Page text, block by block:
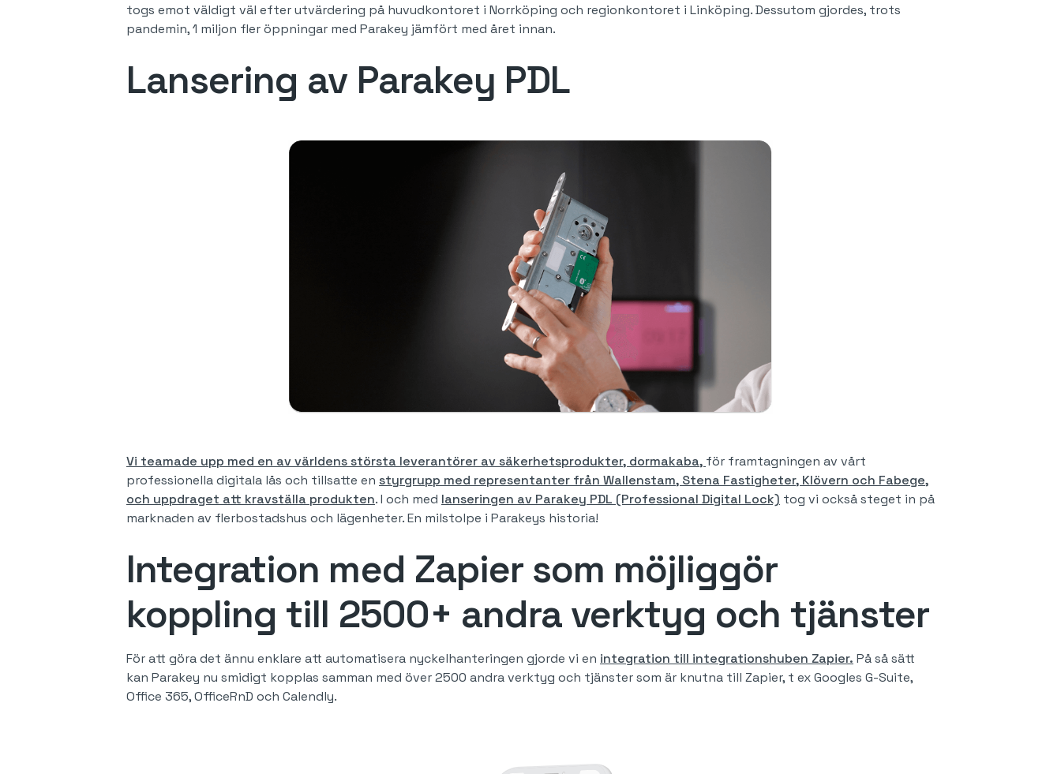
togs emot väldigt väl efter utvärdering på huvudkontoret i Norrköping och regionkontoret i Linköping. Dessutom gjordes, trots
pandemin, 1 miljon fler öppningar med Parakey jämfört med året innan.
Lansering av Parakey PDL
Vi teamade upp med en av världens största leverantörer av säkerhetsprodukter, dormakaba, för framtagningen av vårt
professionella digitala lås och tillsatte en styrgrupp med representanter från Wallenstam, Stena Fastigheter, Klövern och Fabege,
och uppdraget att kravställa produkten. I och med lanseringen av Parakey PDL (Professional Digital Lock) tog vi också steget in på
marknaden av flerbostadshus och lägenheter. En milstolpe i Parakeys historia!
Integration med Zapier som möjliggör
koppling till 2500+ andra verktyg och tjänster
För att göra det ännu enklare att automatisera nyckelhanteringen gjorde vi en integration till integrationshuben Zapier. På så sätt
kan Parakey nu smidigt kopplas samman med över 2500 andra verktyg och tjänster som är knutna till Zapier, t ex Googles G-Suite,
Office 365, OfficeRnD och Calendly.